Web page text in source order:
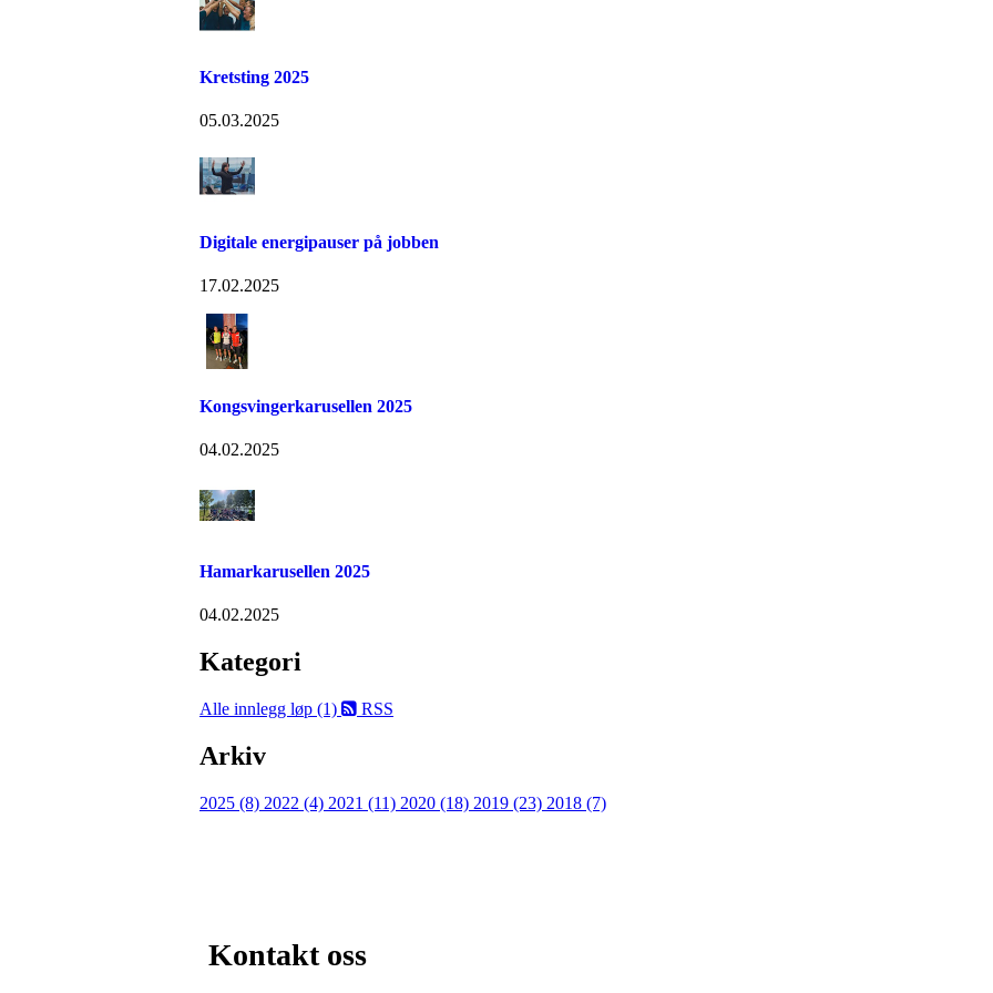
Kretsting 2025
05.03.2025
Digitale energipauser på jobben
17.02.2025
Kongsvingerkarusellen 2025
04.02.2025
Hamarkarusellen 2025
04.02.2025
Kategori
Alle innlegg løp (1) RSS
Arkiv
2025 (8) 2022 (4) 2021 (11) 2020 (18) 2019 (23) 2018 (7)
Kontakt oss